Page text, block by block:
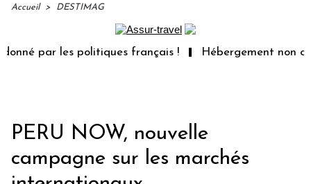
Accueil > DESTIMAG
par les politiques français ! Hébergement non
PERU NOW, nouvelle
campagne sur les marchés